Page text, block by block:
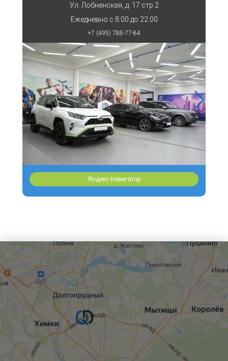
Ул. Лобненская, д. 17 стр 2
Ежедневно с 8:00 до 22:00
+7 (495) 788-77-84
Яндекс Навигатор